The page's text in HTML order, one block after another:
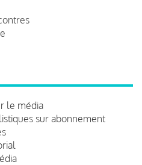
le média
sur abonnement